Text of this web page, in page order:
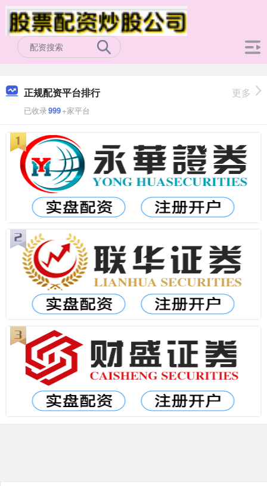
正规配资平台排行
已收录999+家平台
更多